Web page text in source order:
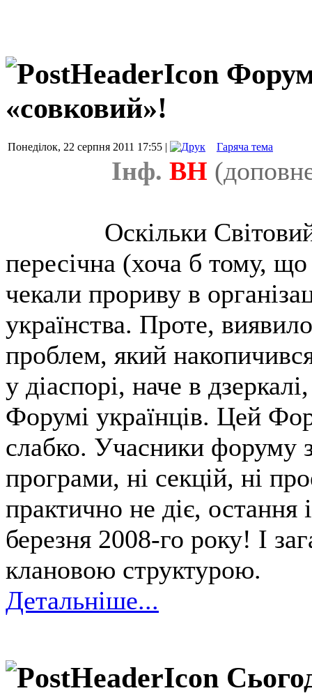
Форум
«совковий»!
Понеділок, 22 серпня 2011 17:55 | Гаряча тема
Інф. ВН
Оскільки
пересічна (хоча б тому, що
чекали прориву в
українства. Проте,
проблем, який
у діаспорі, наче в
Форумі українців. Цей
слабко. Учасники форуму
програми, ні секцій, ні
практично не діє, остання
березня 2008-го року! І
клановою структурою.
Детальніше...